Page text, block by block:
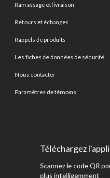
Ramassage et livraison
Retours et échanges
Rappels de produits
Les fiches de données de sécurité
Nous contacter
Paramètres de témoins
Téléchargez l'appli
Scannez le code QR
plus intelligemment